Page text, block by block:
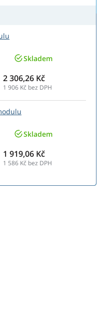
Skladem
2 306,26 Kč
1 906 Kč bez DPH
Skladem
1 919,06 Kč
1 586 Kč bez DPH